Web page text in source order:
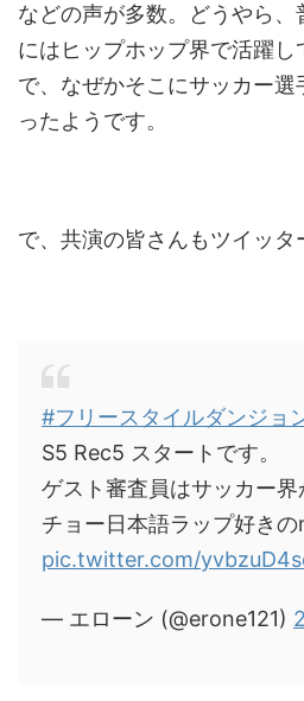
などの声が多数。どうやら
にはヒップホップ界で活躍し
で、なぜかそこにサッカー
ったようです。
で、共演の皆さんもツイッタ
#フリースタイルダンジョ
S5 Rec5 スタートです。
ゲスト審査員はサッカー
チョー日本語ラップ好きの
pic.twitter.com/
— エローン (@erone121)